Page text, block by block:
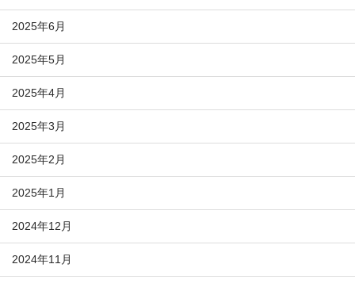
2025年6月
2025年5月
2025年4月
2025年3月
2025年2月
2025年1月
2024年12月
2024年11月